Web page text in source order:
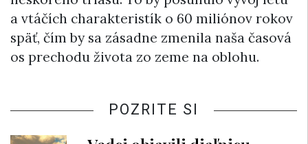
a vtáčích charakteristík o 60 miliónov rokov
späť, čím by sa zásadne zmenila naša časová
os prechodu života zo zeme na oblohu.
POZRITE SI